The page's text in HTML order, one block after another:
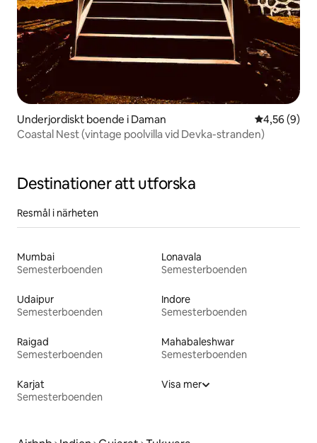
Underjordiskt boende i Daman 4,56 av 5 i
4,56 (9)
Coastal Nest (vintage poolvilla vid Devka-stranden)
Destinationer att utforska
Resmål i närheten
Mumbai
Semesterboenden
Lonavala
Semesterboenden
Udaipur
Semesterboenden
Indore
Semesterboenden
Raigad
Semesterboenden
Mahabaleshwar
Semesterboenden
Karjat
Semesterboenden
Visa mer